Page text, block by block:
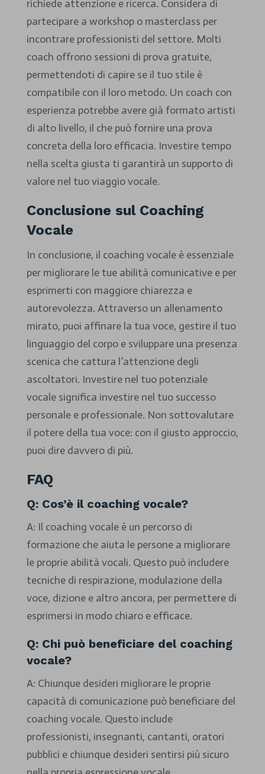
richiede attenzione e ricerca. Considera di
partecipare a workshop o masterclass per
incontrare professionisti del settore. Molti
coach offrono sessioni di prova gratuite,
permettendoti di capire se il tuo stile è
compatibile con il loro metodo. Un coach con
esperienza potrebbe avere già formato artisti
di alto livello, il che può fornire una prova
concreta della loro efficacia. Investire tempo
nella scelta giusta ti garantirà un supporto di
valore nel tuo viaggio vocale.
Conclusione sul Coaching
Vocale
In conclusione, il coaching vocale è essenziale
per migliorare le tue abilità comunicative e per
esprimerti con maggiore chiarezza e
autorevolezza. Attraverso un allenamento
mirato, puoi affinare la tua voce, gestire il tuo
linguaggio del corpo e sviluppare una presenza
scenica che cattura l’attenzione degli
ascoltatori. Investire nel tuo potenziale
vocale significa investire nel tuo successo
personale e professionale. Non sottovalutare
il potere della tua voce: con il giusto approccio,
puoi dire davvero di più.
FAQ
Q: Cos’è il coaching vocale?
A: Il coaching vocale è un percorso di
formazione che aiuta le persone a migliorare
le proprie abilità vocali. Questo può includere
tecniche di respirazione, modulazione della
voce, dizione e altro ancora, per permettere di
esprimersi in modo chiaro e efficace.
Q: Chi può beneficiare del coaching
vocale?
A: Chiunque desideri migliorare le proprie
capacità di comunicazione può beneficiare del
coaching vocale. Questo include
professionisti, insegnanti, cantanti, oratori
pubblici e chiunque desideri sentirsi più sicuro